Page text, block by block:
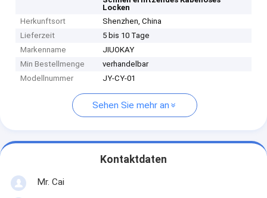
Locken
Herkunftsort
Shenzhen, China
Lieferzeit
5 bis 10 Tage
Markenname
JIUOKAY
Min Bestellmenge
verhandelbar
Modellnummer
JY-CY-01
Sehen Sie mehr an
Kontaktdaten
Mr. Cai